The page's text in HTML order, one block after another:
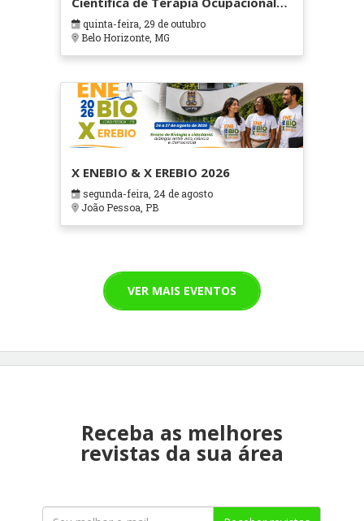
em Contextos Hospitalares e
Cuidados Paliativos - ATOHOSP
quinta-feira, 29 de outubro
Belo Horizonte, MG
X ENEBIO & X EREBIO 2026
segunda-feira, 24 de agosto
João Pessoa, PB
VER MAIS EVENTOS
Receba as melhores
revistas da sua área